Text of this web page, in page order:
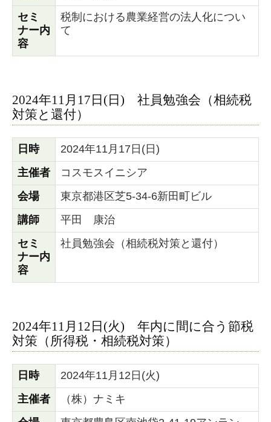
セミ
ナー内
容
税制における農業経営の法人化につい
て
2024年11月17日(日) 社員勉強会（相続税
対策と還付）
日時
2024年11月17日(日)
主催者
コスモスイニシア
会場
東京都港区芝5-34-6新田町ビル
講師
平田 康治
セミ
ナー内
容
社員勉強会（相続税対策と還付）
2024年11月12日(火) 年内に間に合う節税
対策（所得税・相続税対策）
日時
2024年11月12日(火)
主催者
（株）ナミキ